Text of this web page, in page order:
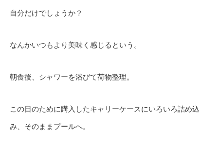
自分だけでしょうか？
なんかいつもより美味く感じるという。
朝食後、シャワーを浴びて荷物整理。
この日のために購入したキャリーケースにいろいろ詰め込
み、そのままプールへ。